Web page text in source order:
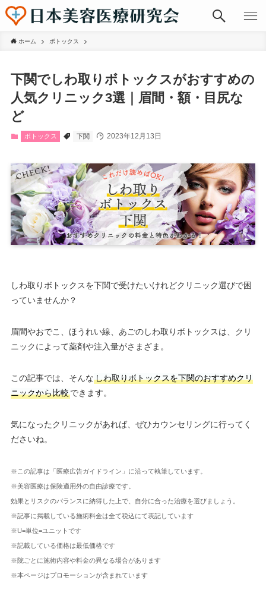
ホーム ボトックス
下関でしわ取りボトックスがおすすめの
人気クリニック3選｜眉間・額・目尻な
ど
ボトックス 下関 2023年12月13日
しわ取りボトックスを下関で受けたいけれどクリニック選びで困
っていませんか？
眉間やおでこ、ほうれい線、あごのしわ取りボトックスは、クリ
ニックによって薬剤や注入量がさまざま。
この記事では、そんなしわ取りボトックスを下関のおすすめクリ
ニックから比較できます。
気になったクリニックがあれば、ぜひカウンセリングに行ってく
ださいね。
※この記事は「医療広告ガイドライン」に沿って執筆しています。
※美容医療は保険適用外の自由診療です。
効果とリスクのバランスに納得した上で、自分に合った治療を選びましょう。
※記事に掲載している施術料金は全て税込にて表記しています
※U=単位=ユニットです
※記載している価格は最低価格です
※院ごとに施術内容や料金の異なる場合があります
※本ページはプロモーションが含まれています